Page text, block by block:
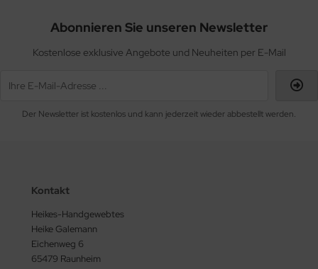
Abonnieren Sie unseren Newsletter
Kostenlose exklusive Angebote und Neuheiten per E-Mail
Der Newsletter ist kostenlos und kann jederzeit wieder abbestellt werden.
Kontakt
Heikes-Handgewebtes
Heike Galemann
Eichenweg 6
65479 Raunheim